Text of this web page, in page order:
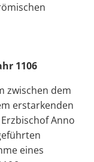
1106
zwischen dem
erstarkenden
Anno
eines